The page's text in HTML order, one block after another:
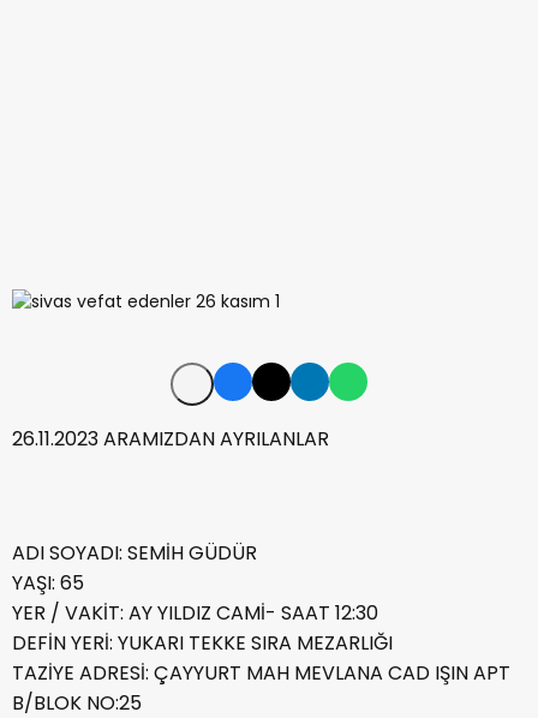
26.11.2023 ARAMIZDAN AYRILANLAR
ADI SOYADI: SEMİH GÜDÜR
YAŞI: 65
YER / VAKİT: AY YILDIZ CAMİ- SAAT 12:30
DEFİN YERİ: YUKARI TEKKE SIRA MEZARLIĞI
TAZİYE ADRESİ: ÇAYYURT MAH MEVLANA CAD IŞIN APT
B/BLOK NO:25